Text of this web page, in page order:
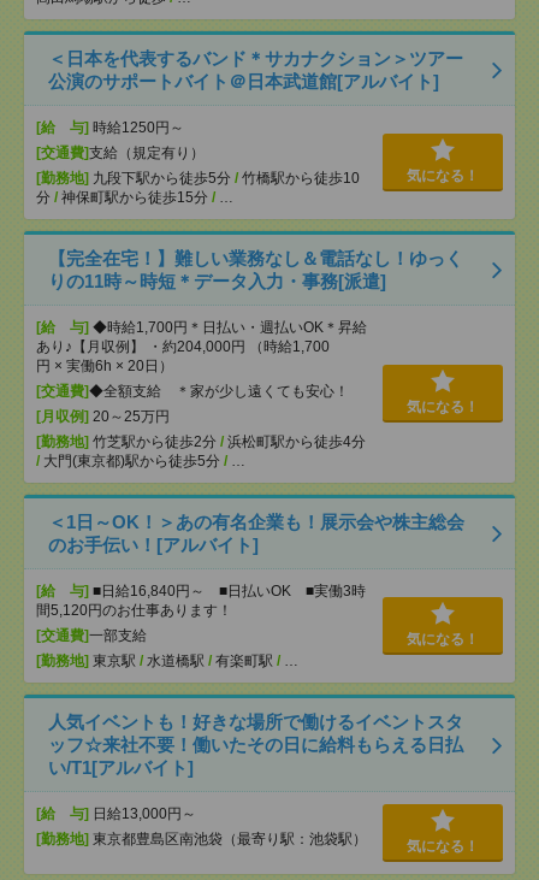
＜日本を代表するバンド＊サカナクション＞ツアー
公演のサポートバイト＠日本武道館[アルバイト]
[給 与] 時給1250円～
[交通費]支給（規定有り）
[勤務地] 九段下駅から徒歩5分 / 竹橋駅から徒歩10
分 / 神保町駅から徒歩15分 / …
気になる！
【完全在宅！】難しい業務なし＆電話なし！ゆっく
りの11時～時短＊データ入力・事務[派遣]
[給 与] ◆時給1,700円＊日払い・週払いOK＊昇給
あり♪【月収例】 ・約204,000円 （時給1,700
円 × 実働6h × 20日）
[交通費]◆全額支給 ＊家が少し遠くても安心！
[月収例] 20～25万円
[勤務地] 竹芝駅から徒歩2分 / 浜松町駅から徒歩4分
/ 大門(東京都)駅から徒歩5分 / …
気になる！
＜1日～OK！＞あの有名企業も！展示会や株主総会
のお手伝い！[アルバイト]
[給 与] ■日給16,840円～ ■日払いOK ■実働3時
間5,120円のお仕事あります！
[交通費]一部支給
[勤務地] 東京駅 / 水道橋駅 / 有楽町駅 / …
気になる！
人気イベントも！好きな場所で働けるイベントスタ
ッフ☆来社不要！働いたその日に給料もらえる日払
い/T1[アルバイト]
[給 与] 日給13,000円～
[勤務地] 東京都豊島区南池袋（最寄り駅：池袋駅） 気になる！